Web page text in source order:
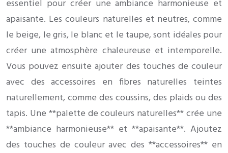
essentiel pour créer une ambiance harmonieuse et
apaisante. Les couleurs naturelles et neutres, comme
le beige, le gris, le blanc et le taupe, sont idéales pour
créer une atmosphère chaleureuse et intemporelle.
Vous pouvez ensuite ajouter des touches de couleur
avec des accessoires en fibres naturelles teintes
naturellement, comme des coussins, des plaids ou des
tapis. Une **palette de couleurs naturelles** crée une
**ambiance harmonieuse** et **apaisante**. Ajoutez
des touches de couleur avec des **accessoires** en